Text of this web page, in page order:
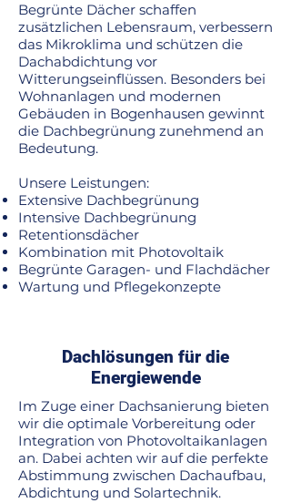
Begrünte Dächer schaffen
zusätzlichen Lebensraum, verbessern
das Mikroklima und schützen die
Dachabdichtung vor
Witterungseinflüssen. Besonders bei
Wohnanlagen und modernen
Gebäuden in Bogenhausen gewinnt
die Dachbegrünung zunehmend an
Bedeutung.
Unsere Leistungen:
Extensive Dachbegrünung
Intensive Dachbegrünung
Retentionsdächer
Kombination mit Photovoltaik
Begrünte Garagen- und Flachdächer
Wartung und Pflegekonzepte
Dachlösungen für die
Energiewende
Im Zuge einer Dachsanierung bieten
wir die optimale Vorbereitung oder
Integration von Photovoltaikanlagen
an. Dabei achten wir auf die perfekte
Abstimmung zwischen Dachaufbau,
Abdichtung und Solartechnik.